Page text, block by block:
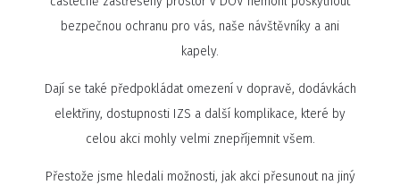
bezpečnou ochranu pro vás, naše návštěvníky a ani
kapely.
Dají se také předpokládat omezení v dopravě, dodávkách
elektřiny, dostupnosti IZS a další komplikace, které by
celou akci mohly velmi znepříjemnit všem.
Přestože jsme hledali možnosti, jak akci přesunout na jiný